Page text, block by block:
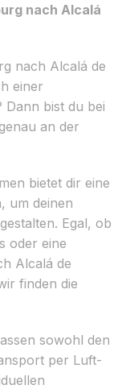
nach Alcalá
nach Alcalá de
einer
Dann bist du bei
an der
bietet dir eine
um deinen
Egal, ob
oder eine
Alcalá de
finden die
sowohl den
per Luft-